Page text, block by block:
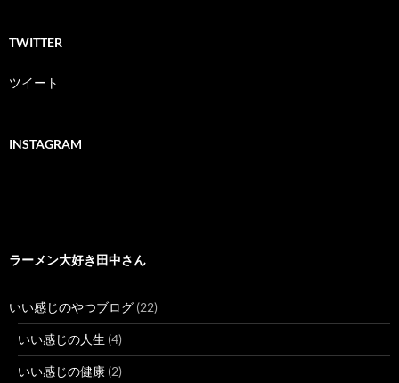
TWITTER
ツイート
INSTAGRAM
ラーメン大好き田中さん
いい感じのやつブログ (22)
いい感じの人生 (4)
いい感じの健康 (2)